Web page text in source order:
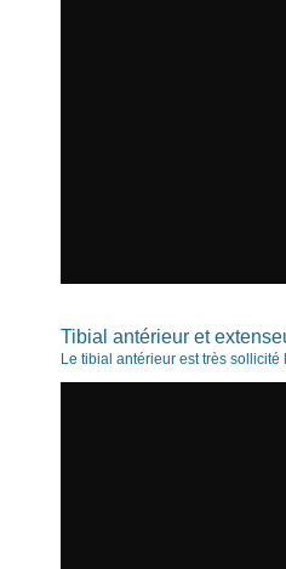
Tibial antérieur et
Le tibial antérieur est très